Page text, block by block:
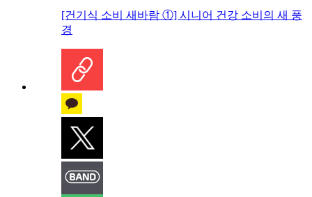
[건기식 소비 새바람 ①] 시니어 건강 소비의 새 풍
경